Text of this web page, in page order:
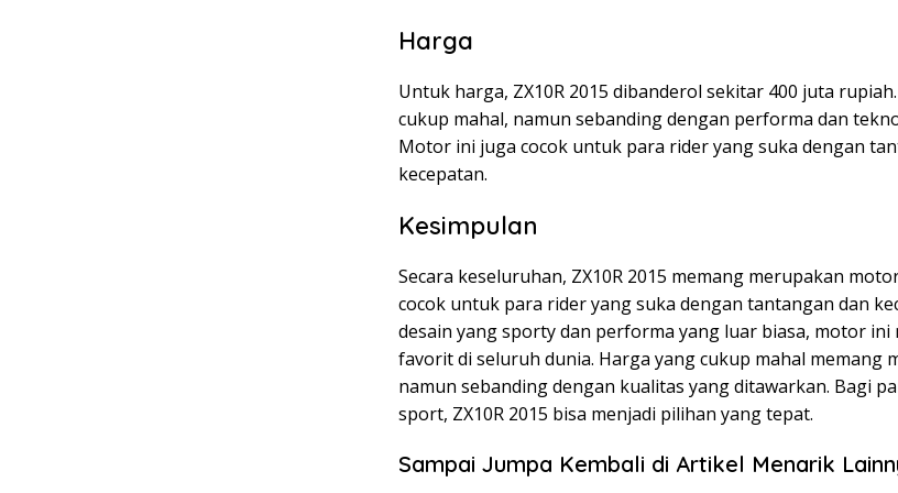
Harga
Untuk harga, ZX10R 2015 dibanderol sekitar 400 juta
cukup mahal, namun sebanding dengan performa dan
Motor ini juga cocok untuk para rider yang suka dengan
kecepatan.
Kesimpulan
Secara keseluruhan, ZX10R 2015 memang merupakan
cocok untuk para rider yang suka dengan tantangan dan
desain yang sporty dan performa yang luar biasa, motor ini
favorit di seluruh dunia. Harga yang cukup mahal memang
namun sebanding dengan kualitas yang ditawarkan. Bagi
sport, ZX10R 2015 bisa menjadi pilihan yang tepat.
Sampai Jumpa Kembali di Artikel Menarik